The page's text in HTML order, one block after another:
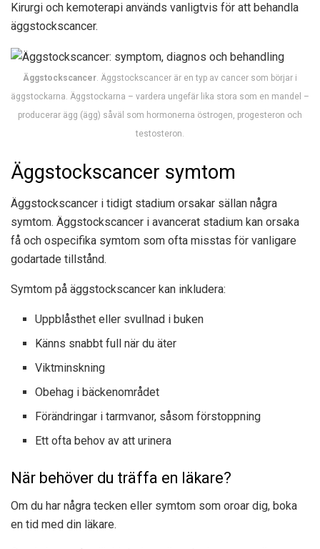
Kirurgi och kemoterapi används vanligtvis för att behandla
äggstockscancer.
Äggstockscancer. Äggstockscancer är en typ av cancer som börjar i
äggstockarna. Äggstockarna – vardera ungefär lika stora som en mandel –
producerar ägg (ägg) såväl som hormonerna östrogen, progesteron och
testosteron.
Äggstockscancer symtom
Äggstockscancer i tidigt stadium orsakar sällan några
symtom. Äggstockscancer i avancerat stadium kan orsaka
få och ospecifika symtom som ofta misstas för vanligare
godartade tillstånd.
Symtom på äggstockscancer kan inkludera:
Uppblåsthet eller svullnad i buken
Känns snabbt full när du äter
Viktminskning
Obehag i bäckenområdet
Förändringar i tarmvanor, såsom förstoppning
Ett ofta behov av att urinera
När behöver du träffa en läkare?
Om du har några tecken eller symtom som oroar dig, boka
en tid med din läkare.